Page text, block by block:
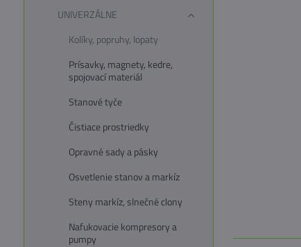
UNIVERZÁLNE
Kolíky, popruhy, lopaty
Prísavky, magnety, kedre,
spojovací materiál
Stanové tyče
Čistiace prostriedky
Opravné sady a pásky
Osvetlenie stanov a markíz
Steny markíz, slnečné clony
Nafukovacie kompresory a
pumpy